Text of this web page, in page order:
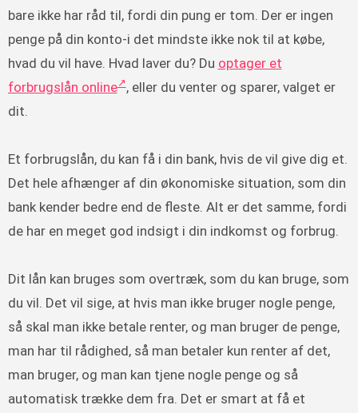
bare ikke har råd til, fordi din pung er tom. Der er ingen
penge på din konto-i det mindste ikke nok til at købe,
hvad du vil have. Hvad laver du? Du optager et
forbrugslån online , eller du venter og sparer, valget er
dit.
Et forbrugslån, du kan få i din bank, hvis de vil give dig et.
Det hele afhænger af din økonomiske situation, som din
bank kender bedre end de fleste. Alt er det samme, fordi
de har en meget god indsigt i din indkomst og forbrug.
Dit lån kan bruges som overtræk, som du kan bruge, som
du vil. Det vil sige, at hvis man ikke bruger nogle penge,
så skal man ikke betale renter, og man bruger de penge,
man har til rådighed, så man betaler kun renter af det,
man bruger, og man kan tjene nogle penge og så
automatisk trække dem fra. Det er smart at få et